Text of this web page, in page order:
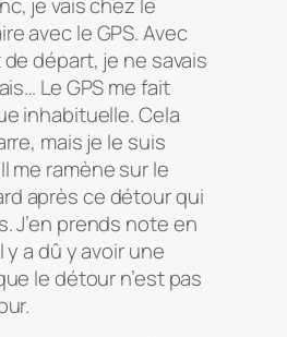
avec le GPS. Avec
départ, je ne savais
Le GPS me fait
inhabituelle. Cela
mais je le suis
me ramène sur le
après ce détour qui
J’en prends note en
y a dû y avoir une
le détour n’est pas